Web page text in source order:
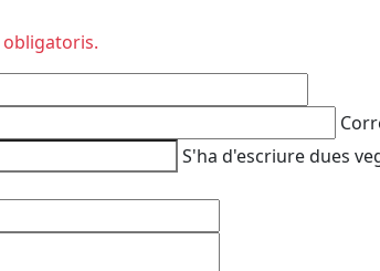
obligatoris.
S'ha d'escriure dues